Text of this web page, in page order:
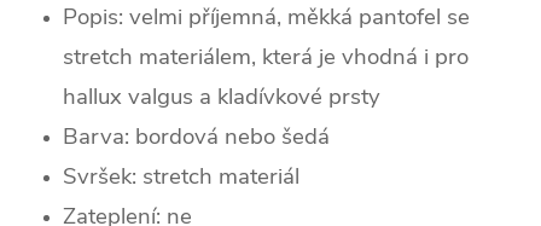
Popis: velmi příjemná, měkká pantofel se
stretch materiálem, která je vhodná i pro
hallux valgus a kladívkové prsty
Barva: bordová nebo šedá
Svršek: stretch materiál
Zateplení: ne